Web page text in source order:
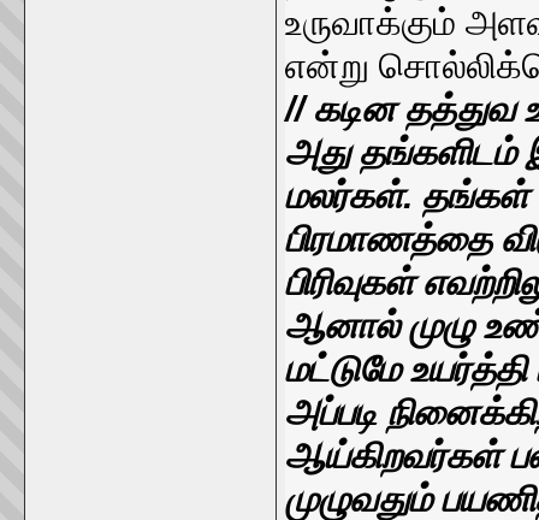
உருவாக்கும்
என்று
// கடின தத்துவ
அது தங்களிடம்
மலர்கள். தங்கள்
பிரமாணத்தை
பிரிவுகள்
ஆனால் முழு
மட்டுமே
அப்படி
ஆய்கிறவர்கள் பல
முழுவதும்